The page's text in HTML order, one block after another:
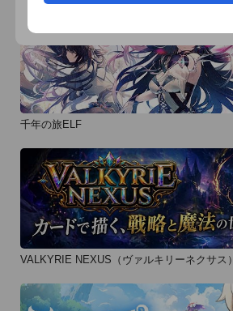
千年の旅ELF
VALKYRIE NEXUS（ヴァルキリーネクサス）